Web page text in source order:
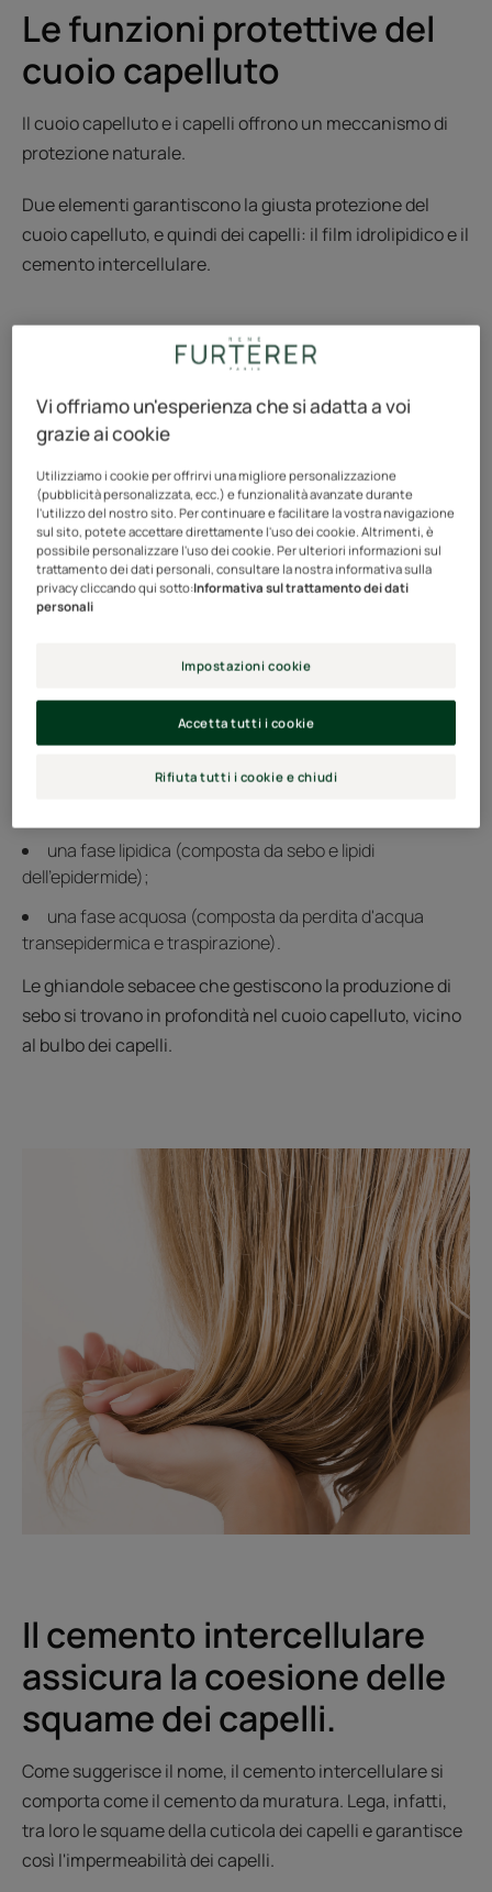
Le funzioni protettive del
cuoio capelluto
Il cuoio capelluto e i capelli offrono un meccanismo di
protezione naturale.
Due elementi garantiscono la giusta protezione del
cuoio capelluto, e quindi dei capelli: il film idrolipidico e il
cemento intercellulare.
Il film idrolipidico offre due
azioni di barriera
simultanee in direzioni
opposte.
Protegge dalle aggressioni esterne contrastando la
penetrazione di sostanze estranee (raggi UV,
inquinamento, ecc.).
Il film idrolipidico avvolge i capelli e il cuoio capelluto in
modo che non siano a contatto diretto con l'esterno.
una fase lipidica (composta da sebo e lipidi
dell'epidermide);
una fase acquosa (composta da perdita d'acqua
transepidermica e traspirazione).
Le ghiandole sebacee che gestiscono la produzione di
sebo si trovano in profondità nel cuoio capelluto, vicino
al bulbo dei capelli.
Il cemento intercellulare
assicura la coesione delle
squame dei capelli.
Come suggerisce il nome, il cemento intercellulare si
comporta come il cemento da muratura. Lega, infatti,
tra loro le squame della cuticola dei capelli e garantisce
così l'impermeabilità dei capelli.
Vi offriamo un'esperienza che si adatta a voi
grazie ai cookie
Utilizziamo i cookie per offrirvi una migliore personalizzazione
(pubblicità personalizzata, ecc.) e funzionalità avanzate durante
l'utilizzo del nostro sito. Per continuare e facilitare la vostra navigazione
sul sito, potete accettare direttamente l'uso dei cookie. Altrimenti, è
possibile personalizzare l'uso dei cookie. Per ulteriori informazioni sul
trattamento dei dati personali, consultare la nostra informativa sulla
privacy cliccando qui sotto:Informativa sul trattamento dei dati
personali
Impostazioni cookie
Rifiuta tutti i cookie e chiudi
Accetta tutti i cookie